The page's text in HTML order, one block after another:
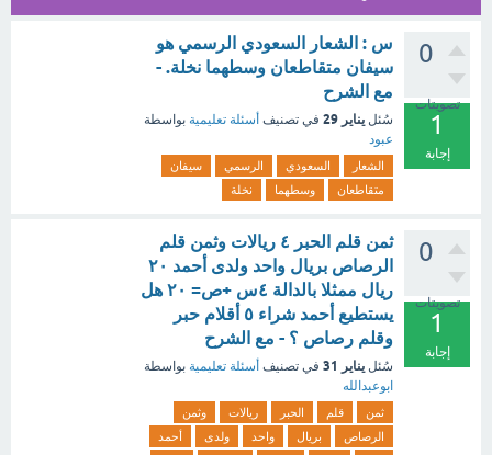
0
تصويتات
1
إجابة
س : الشعار السعودي الرسمي هو
سيفان متقاطعان وسطهما نخلة. -
مع الشرح
سُئل يناير 29 في تصنيف أسئلة تعليمية بواسطة
عبود
الشعار السعودي الرسمي
سيفان
متقاطعان
وسطهما نخلة
0
تصويتات
1
إجابة
ثمن قلم الحبر ٤ ريالات وثمن قلم
الرصاص بريال واحد ولدى أحمد ٢٠
ريال ممثلا بالدالة ٤س +ص= ۲۰ هل
يستطيع أحمد شراء ٥ أقلام حبر
وقلم رصاص ؟ - مع الشرح
سُئل يناير 31 في تصنيف أسئلة تعليمية بواسطة
ابوعبدالله
ثمن قلم الحبر ريالات
وثمن
الرصاص
بريال واحد ولدى
أحمد